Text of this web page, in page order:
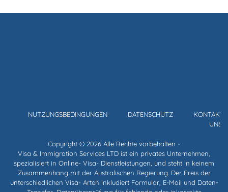
NUTZUNGSBEDINGUNGEN DATENSCHUTZ
UNS
Copyright © 2026 Alle Rechte vorbehalten -
Visa & Immigration Services LTD ist ein privates Unternehmen,
spezialisiert in Online- Visa- Dienstleistungen, und steht in keinem
Zusammenhang mit der Australischen Regierung. Der Preis der
unterschiedlichen Visa- Arten inkludiert Formular, E-Mail und Daten-